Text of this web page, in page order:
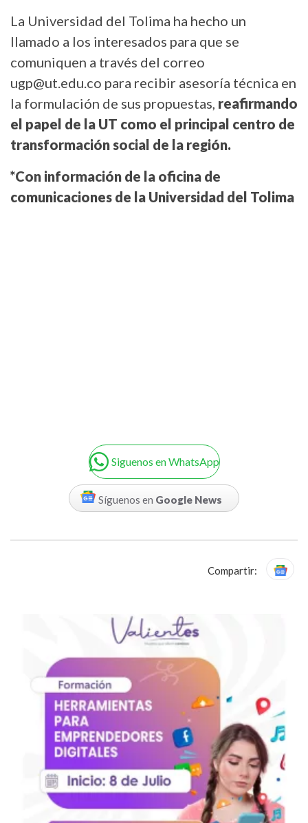
La Universidad del Tolima ha hecho un
llamado a los interesados para que se
comuniquen a través del correo
ugp@ut.edu.co para recibir asesoría técnica en
la formulación de sus propuestas, reafirmando
el papel de la UT como el principal centro de
transformación social de la región.
*Con información de la oficina de
comunicaciones de la Universidad del Tolima
Siguenos en WhatsApp
Síguenos en Google News
Compartir: